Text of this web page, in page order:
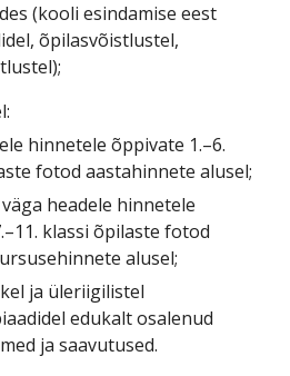
(kooli esindamise eest
õpilasvõistlustel,
hinnetele õppivate 1.–6.
fotod aastahinnete alusel;
headele hinnetele
klassi õpilaste fotod
alusel;
ja üleriigilistel
edukalt osalenud
ja saavutused.